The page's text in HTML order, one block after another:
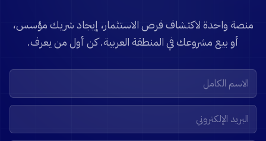
منصة واحدة لاكتشاف فرص الاستثمار، إيجاد شريك مؤسس،
أو بيع مشروعك في المنطقة العربية. كن أول من يعرف.